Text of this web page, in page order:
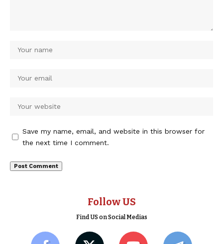
Save my name, email, and website in this browser for
the next time I comment.
Follow US
Find US on Social Medias